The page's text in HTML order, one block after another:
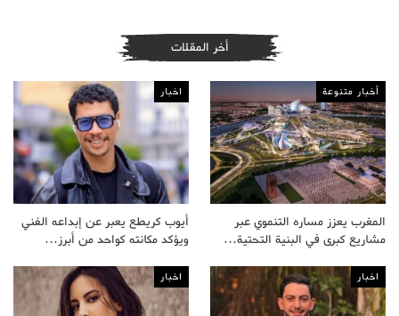
أخر المقلات
أخبار متنوعة
المغرب يعزز مساره التنموي عبر
مشاريع كبرى في البنية التحتية…
اخبار
أيوب كريطع يعبر عن إبداعه الفني
ويؤكد مكانته كواحد من أبرز…
اخبار اخبار